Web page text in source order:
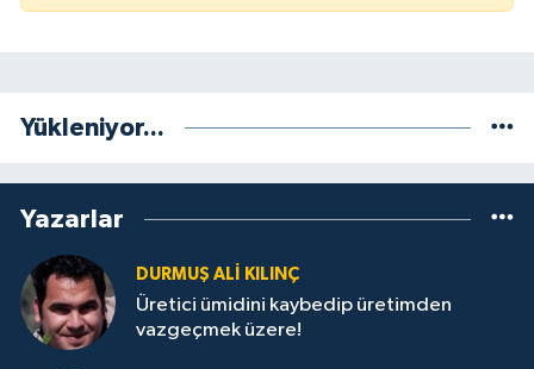
Yükleniyor...
Yazarlar
DURMUŞ ALI KILINÇ
Üretici ümidini kaybedip üretimden
vazgeçmek üzere!